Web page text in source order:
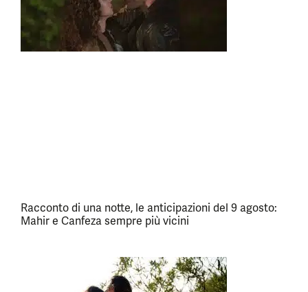
Racconto di una notte, le anticipazioni del 9 agosto:
Mahir e Canfeza sempre più vicini